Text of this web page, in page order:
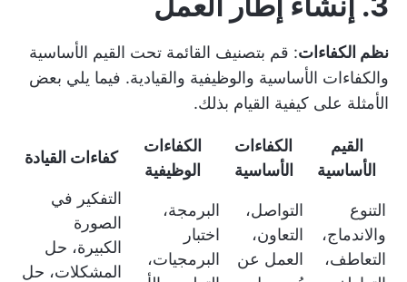
نظم الكفاءات: قم بتصنيف القائمة تحت القيم الأساسية
والكفاءات الأساسية والوظيفية والقيادية. فيما يلي بعض
الأمثلة على كيفية القيام بذلك.
القيم
الأساسية
الكفاءات
الأساسية
الكفاءات
الوظيفية
كفاءات القيادة
التنوع
والاندماج،
التعاطف،
التواصل،
التعاون،
العمل عن
البرمجة،
اختبار
البرمجيات،
التفكير في
الصورة
الكبيرة، حل
المشكلات، حل